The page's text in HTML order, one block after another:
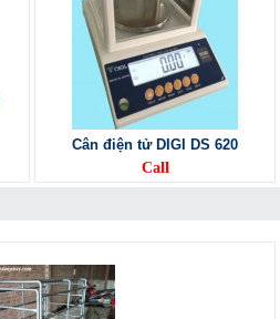
Cân điện tử DIGI DS 620
Call